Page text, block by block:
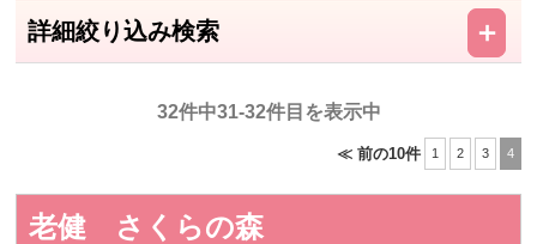
詳細絞り込み検索 －
＋
32件中31-32件目を表示中
≪ 前の10件 1 2 3 4
老健 さくらの森